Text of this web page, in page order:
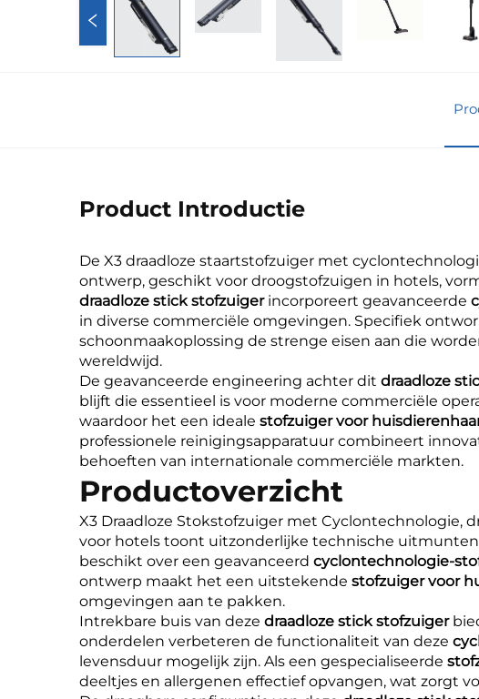
Product Introductie
De X3 draadloze staartstofzuiger met
ontwerp, geschikt voor droogstofzuigen in hotels,
draadloze stick stofzuiger incorporeert geavanceerde
in diverse commerciële omgevingen. Specifiek
schoonmaakoplossing de strenge eisen aan die
wereldwijd.
De geavanceerde engineering achter dit draadloze
blijft die essentieel is voor moderne commerciële
waardoor het een ideale stofzuiger voor
professionele reinigingsapparatuur combineert
behoeften van internationale commerciële markten.
Productoverzicht
X3 Draadloze Stokstofzuiger met Cyclontechnologie,
voor hotels toont uitzonderlijke technische
beschikt over een geavanceerd cyclontechnologie-
ontwerp maakt het een uitstekende stofzuiger voor
omgevingen aan te pakken.
Intrekbare buis van deze draadloze stick stofzuiger
onderdelen verbeteren de functionaliteit van deze
levensduur mogelijk zijn. Als een gespecialiseerde
deeltjes en allergenen effectief opvangen, wat zorgt